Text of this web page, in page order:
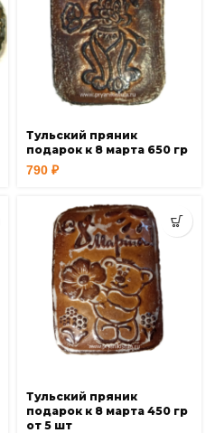
Тульский пряник
подарок к 8 марта 650 гр
790 ₽
Тульский пряник
подарок к 8 марта 450 гр
от 5 шт